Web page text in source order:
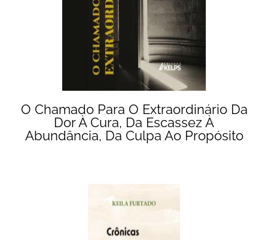
O Chamado Para O Extraordinário Da
Dor À Cura, Da Escassez À
Abundância, Da Culpa Ao Propósito